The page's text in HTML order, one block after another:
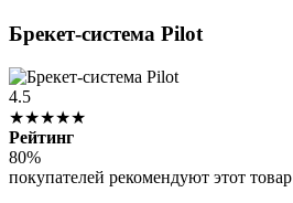
Брекет-система Pilot
4.5
★★★★★
Рейтинг
80%
покупателей рекомендуют этот товар